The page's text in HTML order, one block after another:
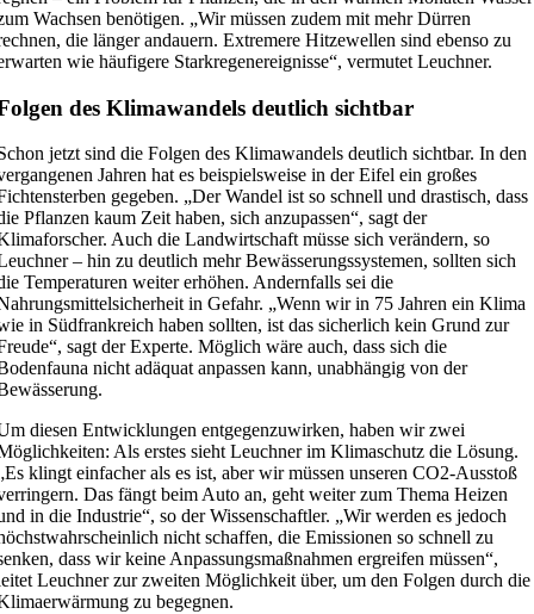
Wachsen benötigen. „Wir müssen zudem mit mehr Dürren
die länger andauern. Extremere Hitzewellen sind ebenso zu
wie häufigere Starkregenereignisse“, vermutet Leuchner.
des Klimawandels deutlich sichtbar
jetzt sind die Folgen des Klimawandels deutlich sichtbar. In den
Jahren hat es beispielsweise in der Eifel ein großes
gegeben. „Der Wandel ist so schnell und drastisch, dass
Pflanzen kaum Zeit haben, sich anzupassen“, sagt der
Auch die Landwirtschaft müsse sich verändern, so
– hin zu deutlich mehr Bewässerungssystemen, sollten sich
Temperaturen weiter erhöhen. Andernfalls sei die
in Gefahr. „Wenn wir in 75 Jahren ein Klima
in Südfrankreich haben sollten, ist das sicherlich kein Grund zur
sagt der Experte. Möglich wäre auch, dass sich die
nicht adäquat anpassen kann, unabhängig von der
diesen Entwicklungen entgegenzuwirken, haben wir zwei
Als erstes sieht Leuchner im Klimaschutz die Lösung.
klingt einfacher als es ist, aber wir müssen unseren CO2-Ausstoß
Das fängt beim Auto an, geht weiter zum Thema Heizen
in die Industrie“, so der Wissenschaftler. „Wir werden es jedoch
nicht schaffen, die Emissionen so schnell zu
dass wir keine Anpassungsmaßnahmen ergreifen müssen“,
Leuchner zur zweiten Möglichkeit über, um den Folgen durch die
zu begegnen.